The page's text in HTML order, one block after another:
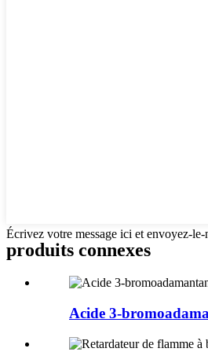
Écrivez votre message ici et envoyez-le-
produits connexes
Acide 3-